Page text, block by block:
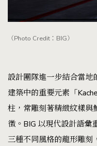
（Photo Credit：BIG）
設計團隊進一步結合當地
建築中的重要元素「
柱，常雕刻著精緻紋樣與
徵。BIG 以現代設計語彙
三種不同風格的龍形雕刻